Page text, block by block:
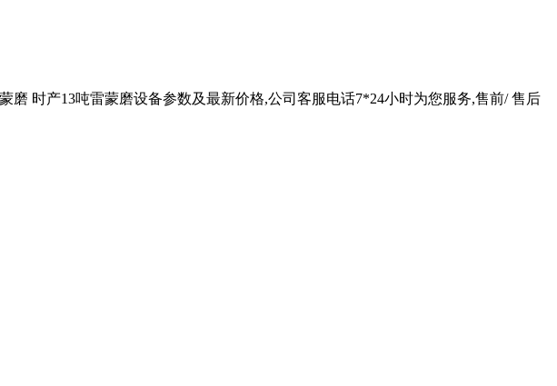
磨 时产13吨雷蒙磨设备参数及最新价格,公司客服电话7*24小时为您服务,售前/ 售后